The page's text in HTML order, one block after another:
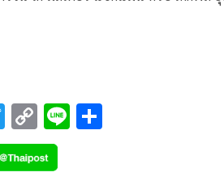
ง) เพื่อต้อนรับนักท่องเที่ยวจากจีนที่กำลัง
ที่ยวประเทศไทย
T
wi
tt
C
o
p
Li